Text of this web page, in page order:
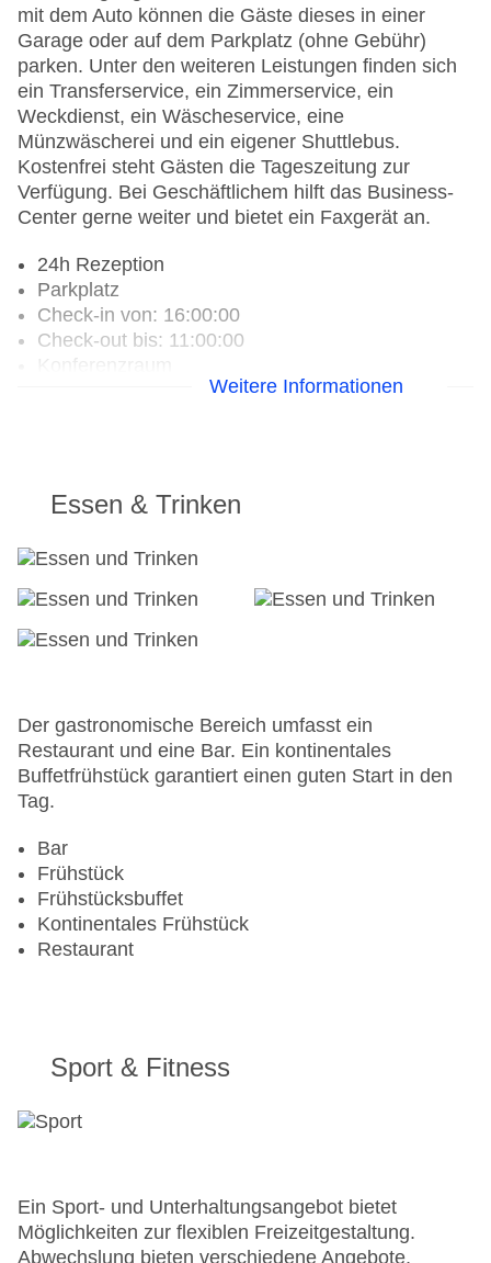
mit dem Auto können die Gäste dieses in einer
Garage oder auf dem Parkplatz (ohne Gebühr)
parken. Unter den weiteren Leistungen finden sich
ein Transferservice, ein Zimmerservice, ein
Weckdienst, ein Wäscheservice, eine
Münzwäscherei und ein eigener Shuttlebus.
Kostenfrei steht Gästen die Tageszeitung zur
Verfügung. Bei Geschäftlichem hilft das Business-
Center gerne weiter und bietet ein Faxgerät an.
24h Rezeption
Parkplatz
Check-in von: 16:00:00
Check-out bis: 11:00:00
Konferenzraum
Letzte umfassende Renovierung: 2007
Lift
Anzahl der Aufzüge: 1
Haustiere: gegen Gebühr
Gesamtanzahl der Stockwerke: 6
Mastercard, Visa
Landeskategorie: 3 Sterne
Weitere Informationen
Essen & Trinken
Der gastronomische Bereich umfasst ein
Restaurant und eine Bar. Ein kontinentales
Buffetfrühstück garantiert einen guten Start in den
Tag.
Bar
Frühstück
Frühstücksbuffet
Kontinentales Frühstück
Restaurant
Sport & Fitness
Ein Sport- und Unterhaltungsangebot bietet
Möglichkeiten zur flexiblen Freizeitgestaltung.
Abwechslung bieten verschiedene Angebote,